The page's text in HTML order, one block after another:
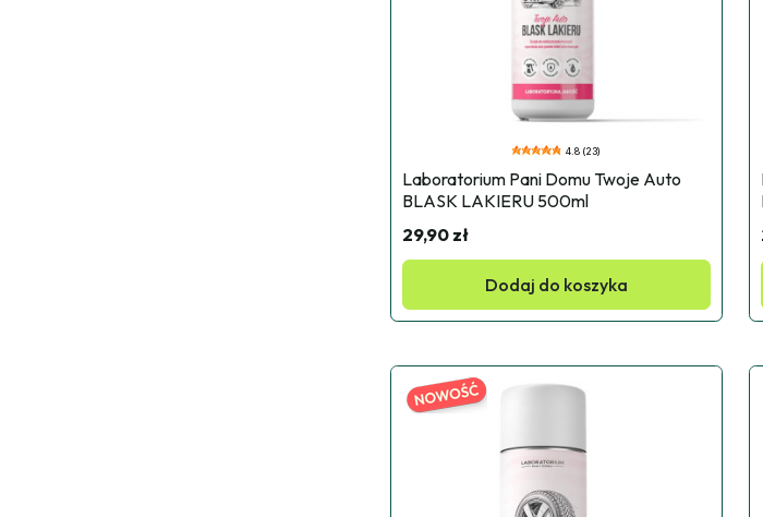
4.8 (23)
Laboratorium Pani Domu Twoje Auto
BLASK LAKIERU 500ml
29,90 zł
Dodaj do koszyka